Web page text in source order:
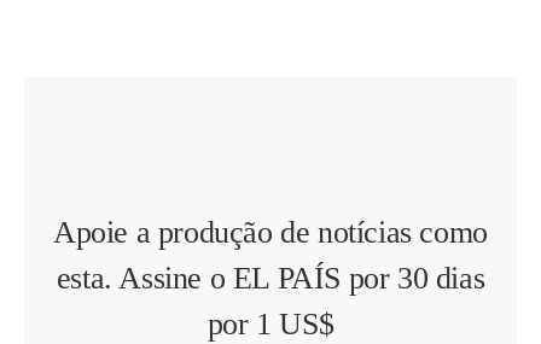
Apoie a produção de notícias como
esta. Assine o EL PAÍS por 30 dias
por 1 US$